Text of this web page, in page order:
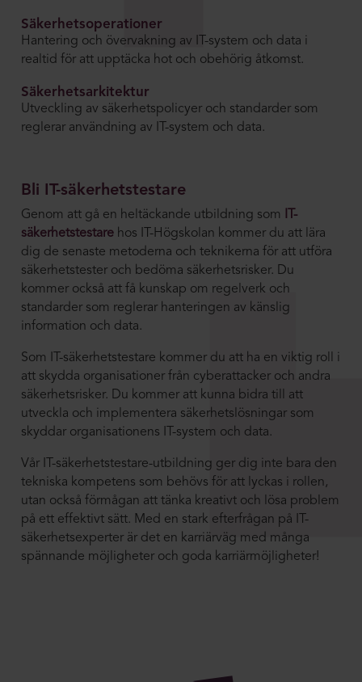
Säkerhetsoperationer
Hantering och övervakning av IT-system och data i
realtid för att upptäcka hot och obehörig åtkomst.
Säkerhetsarkitektur
Utveckling av säkerhetspolicyer och standarder som
reglerar användning av IT-system och data.
Bli IT-säkerhetstestare
Genom att gå en heltäckande utbildning som
IT-
säkerhetstestare hos IT-Högskolan kommer du att lära
dig de senaste metoderna och teknikerna för att utföra
säkerhetstester och bedöma säkerhetsrisker. Du
kommer också att få kunskap om regelverk och
standarder som reglerar hanteringen av känslig
information och data.
Som IT-säkerhetstestare kommer du att ha en viktig roll i
att skydda organisationer från cyberattacker och andra
säkerhetsrisker. Du kommer att kunna bidra till att
utveckla och implementera säkerhetslösningar som
skyddar organisationens IT-system och data.
Vår IT-säkerhetstestare-utbildning ger dig inte bara den
tekniska kompetens som behövs för att lyckas i rollen,
utan också förmågan att tänka kreativt och lösa problem
på ett effektivt sätt. Med en stark efterfrågan på IT-
säkerhetsexperter är det en karriärväg med många
spännande möjligheter och goda karriärmöjligheter!